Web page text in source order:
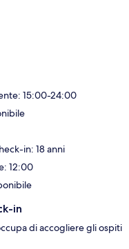
15:00-24:00
in: 18 anni
12:00
in
di accogliere gli ospiti